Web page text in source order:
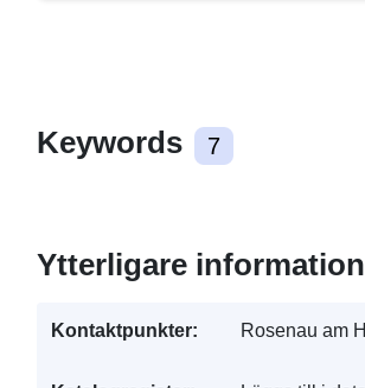
Keywords 7
Ytterligare information
Kontaktpunkter: Rosenau am